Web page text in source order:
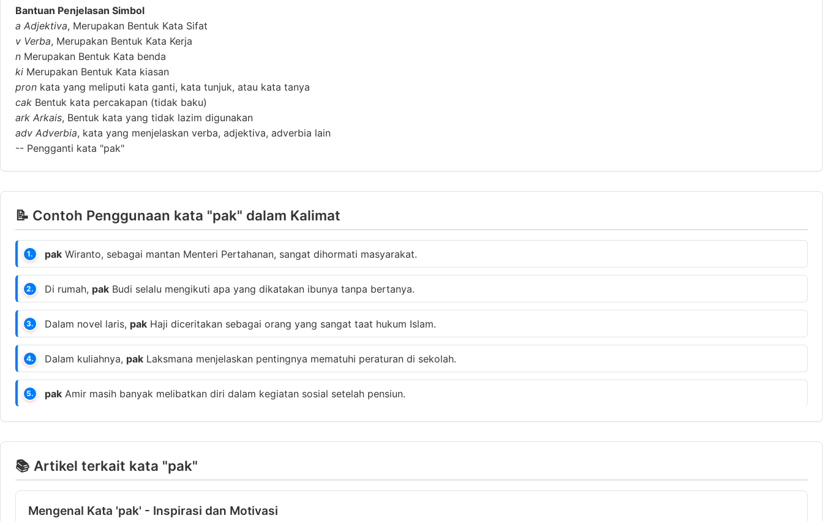
Bantuan Penjelasan Simbol
a Adjektiva, Merupakan Bentuk Kata Sifat
v Verba, Merupakan Bentuk Kata Kerja
n Merupakan Bentuk Kata benda
ki Merupakan Bentuk Kata kiasan
pron kata yang meliputi kata ganti, kata tunjuk, atau kata tanya
cak Bentuk kata percakapan (tidak baku)
ark Arkais, Bentuk kata yang tidak lazim digunakan
adv Adverbia, kata yang menjelaskan verba, adjektiva, adverbia lain
-- Pengganti kata "pak"
📝 Contoh Penggunaan kata "pak" dalam Kalimat
1. pak Wiranto, sebagai mantan Menteri Pertahanan, sangat dihormati masyarakat.
2. Di rumah, pak Budi selalu mengikuti apa yang dikatakan ibunya tanpa bertanya.
3. Dalam novel laris, pak Haji diceritakan sebagai orang yang sangat taat hukum Islam.
4. Dalam kuliahnya, pak Laksmana menjelaskan pentingnya mematuhi peraturan di sekolah.
5. pak Amir masih banyak melibatkan diri dalam kegiatan sosial setelah pensiun.
📚 Artikel terkait kata "pak"
Mengenal Kata 'pak' - Inspirasi dan Motivasi